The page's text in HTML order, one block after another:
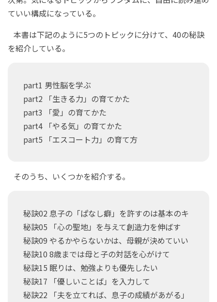
ていい構成になっている。
本書は下記のように5つのトピックに分けて、40の秘訣
を紹介している。
part1 男性脳を学ぶ
part2 「生きる力」の育てかた
part3 「愛」の育てかた
part4 「やる気」の育てかた
part5 「エスコート力」の育て方
そのうち、いくつかを紹介する。
秘訣02 息子の「ぱなし癖」を許すのは基本のキ
秘訣05 「心の聖地」を与えて創造力を伸ばす
秘訣09 やるかやらないかは、母親が決めていい
秘訣10 8歳までは母と子の対話を心がけて
秘訣15 眠りは、勉強よりも優先したい
秘訣17 「優しいことば」を入力して
秘訣22 「夫を立てれば、息子の成績があがる」